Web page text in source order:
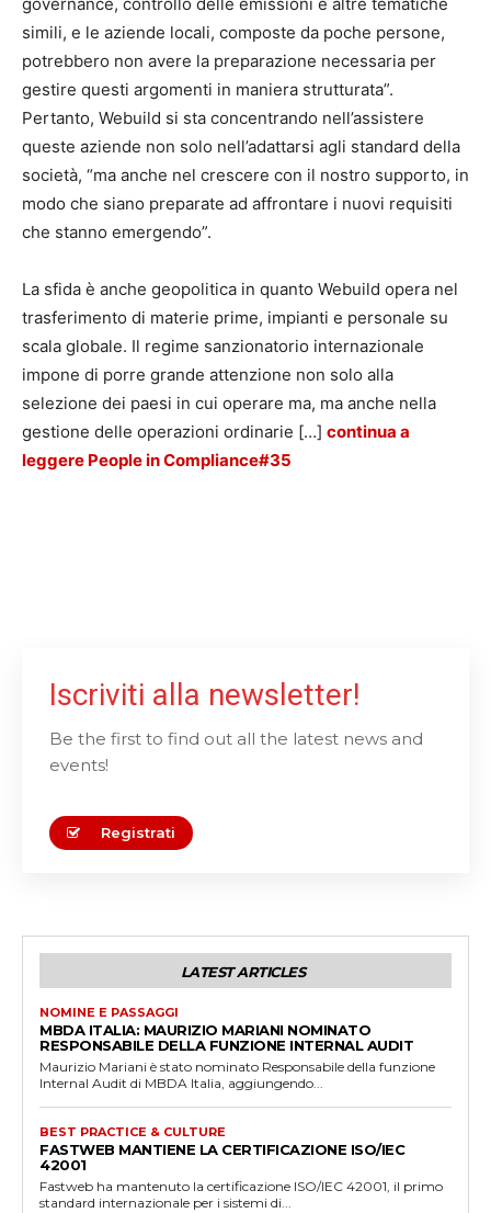
governance, controllo delle emissioni e altre tematiche
simili, e le aziende locali, composte da poche persone,
potrebbero non avere la preparazione necessaria per
gestire questi argomenti in maniera strutturata”.
Pertanto, Webuild si sta concentrando nell’assistere
queste aziende non solo nell’adattarsi agli standard della
società, “ma anche nel crescere con il nostro supporto, in
modo che siano preparate ad affrontare i nuovi requisiti
che stanno emergendo”.
La sfida è anche geopolitica in quanto Webuild opera nel
trasferimento di materie prime, impianti e personale su
scala globale. Il regime sanzionatorio internazionale
impone di porre grande attenzione non solo alla
selezione dei paesi in cui operare ma, ma anche nella
gestione delle operazioni ordinarie […] continua a
leggere People in Compliance#35
Iscriviti alla newsletter!
Be the first to find out all the latest news and
events!
Registrati
LATEST ARTICLES
NOMINE E PASSAGGI
MBDA ITALIA: MAURIZIO MARIANI NOMINATO
RESPONSABILE DELLA FUNZIONE INTERNAL AUDIT
Maurizio Mariani è stato nominato Responsabile della funzione
Internal Audit di MBDA Italia, aggiungendo...
BEST PRACTICE & CULTURE
FASTWEB MANTIENE LA CERTIFICAZIONE ISO/IEC
42001
Fastweb ha mantenuto la certificazione ISO/IEC 42001, il primo
standard internazionale per i sistemi di...